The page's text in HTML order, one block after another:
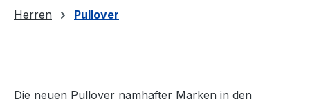
Herren Pullover
Die neuen Pullover namhafter Marken in den